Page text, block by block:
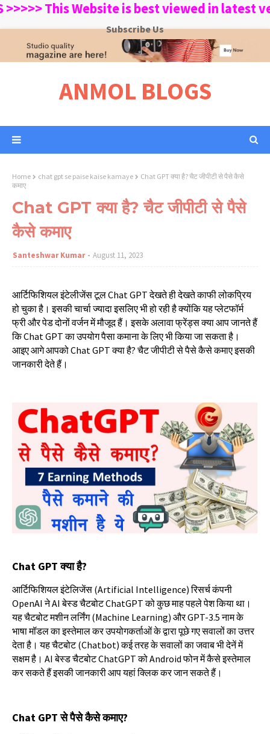
This Website is best viewed in latest
Subscribe Us
ANMOL BLOGS
Home chat gpt se paise kaise kamaye
Chat GPT क्या है? चैट जीपीटी से पैसे कैसे
कमाए
Chat GPT क्या है? चैट जीपीटी से पैसे
कैसे कमाए
Santeshwar Kumar August 11, 2023
आर्टिफिशियलइंटेलीजेंसटूलChat GPTदेखतेहीदेखतेकाफीलोकप्रिय
होचुकाहै। इसकीचार्चाज्यादाइसलिएभीहोरहीहैक्योंकियहप्लेटफॉर्म
फ्रीऔरपेडदोनोंवर्जनमेंमौजूदहैं। इसकेअलावाफ्रेंड्सक्याआपजानतेहैं
किChat GPTकाउपयोगपैसाकमानाकेलिएभीकियाजासकताहै।
आइएआगेआपकोChat GPTक्याहै?चैटजीपीटीसेपैसेकैसेकमाएइसकी
जानकारीदेतेहैं।
Chat GPTक्याहै?
आर्टिफिशियलइंटेलिजेंस (Artificial Intelligence)रिसर्चकंपनी
OpenAIनेAIबेस्डचैटबोटChatGPTकोकुछमाहपहलेपेशकियाथा।
यहचैटबोटमशीनलर्निंग(Machine Learning) औरGPT-3.5नामके
भाषामॉडलकाइस्तेमालकरउपयोगकर्ताओंकेद्वारापूछेगएसवालोंकाउत्तर
देताहै। यहचैटबोट(Chatbot)कईतरहकेसवालोंकाजवाबभीदेनेंमें
सक्षमहै। AIबेस्डचैटबोटChatGPTकोAndroidफोनमेंकैसेइस्तेमाल
करसकतेहैंइसकीजानकारीआपयहांक्लिककरजानसकतेहैं।
Chat GPTसेपैसेकैसेकमाए?